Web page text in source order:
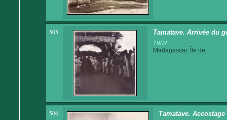
505 Tamatave. Arrivée du
1902
Madagascar, Île de
506 Tamatave.